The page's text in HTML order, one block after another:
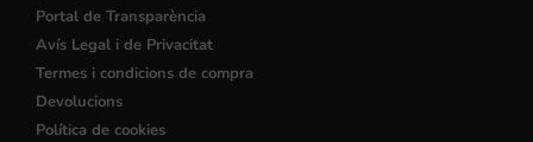
Portal de Transparència
Avís Legal i de Privacitat
Termes i condicions de compra
Devolucions
Política de cookies